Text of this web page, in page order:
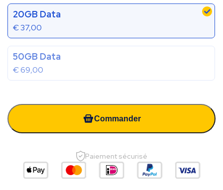
20GB Data
€37,00
50GB Data
€69,00
Commander
Paiement sécurisé